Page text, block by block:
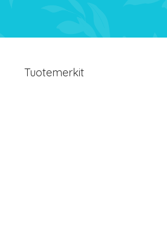
Tuotemerkit